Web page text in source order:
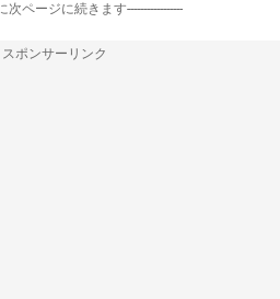
次ページに続きます-----------------
ポンサーリンク